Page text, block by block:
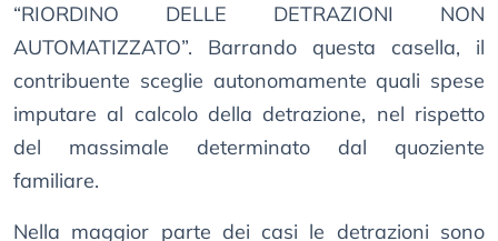
“RIORDINO DELLE DETRAZIONI NON
AUTOMATIZZATO”. Barrando questa casella, il
contribuente sceglie autonomamente quali spese
imputare al calcolo della detrazione, nel rispetto
del massimale determinato dal quoziente
familiare.
Nella maggior parte dei casi le detrazioni sono